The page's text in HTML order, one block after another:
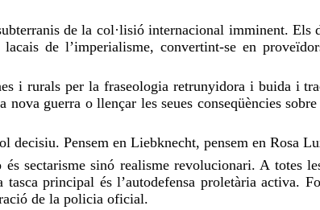
de la col·lisió internacional imminent. Els
de l’imperialisme, convertint-se en
i rurals per la fraseologia retrunyidora i buida i
guerra o llençar les seues conseqüències
Pensem en Liebknecht, pensem en Rosa
sectarisme sinó realisme revolucionari. A totes
principal és l’autodefensa proletària activa.
de la policia oficial.